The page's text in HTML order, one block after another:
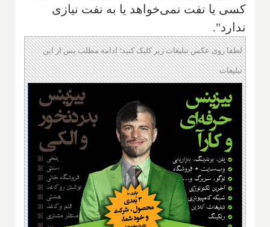
کسی یا نفت نمی‌خواهد یا به نفت نیازی
ندارد".
لطفا روی عکس تبلیغات زیر کلیک کنید؛ ادامه مطلب پس از این
تبلیغات